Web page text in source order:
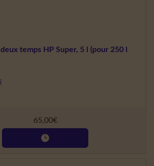
temps HP Super, 5 l (pour 250 l
65,00€